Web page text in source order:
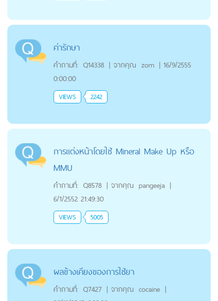
ค่ารักษา
คำถามที่: Q14338 | จากคุณ zom | 16/9/2555
0:00:00
VIEWS 2242
การแต่งหน้าโดยใช้ Mineral Make Up หรือ
MMU
คำถามที่: Q8578 | จากคุณ pangeeja |
6/1/2552 21:49:30
VIEWS 5005
ผลข้างเคียงของการใช้ยา
คำถามที่: Q7427 | จากคุณ cocaine |